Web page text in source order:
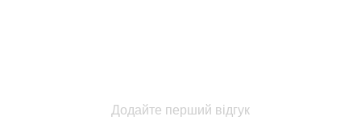
Додайте перший відгук